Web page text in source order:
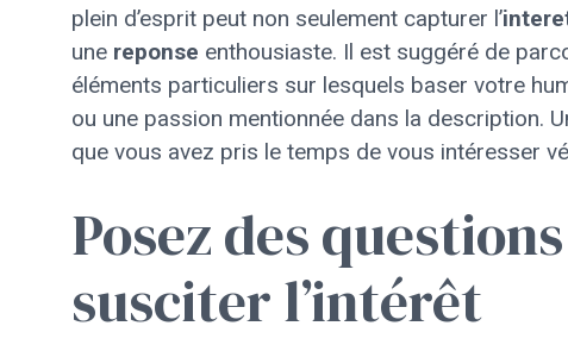
plein d’esprit peut non seulement capturer l’
une reponse enthousiaste. Il est suggéré de
éléments particuliers sur lesquels baser votre
ou une passion mentionnée dans la description.
que vous avez pris le temps de vous intéresser
Posez des
susciter l’intérêt